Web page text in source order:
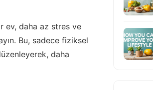
ev, daha az stres ve
Bu, sadece fiziksel
daha